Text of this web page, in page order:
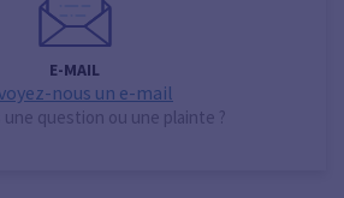
E-MAIL
nous un e-mail
une question ou une plainte ?